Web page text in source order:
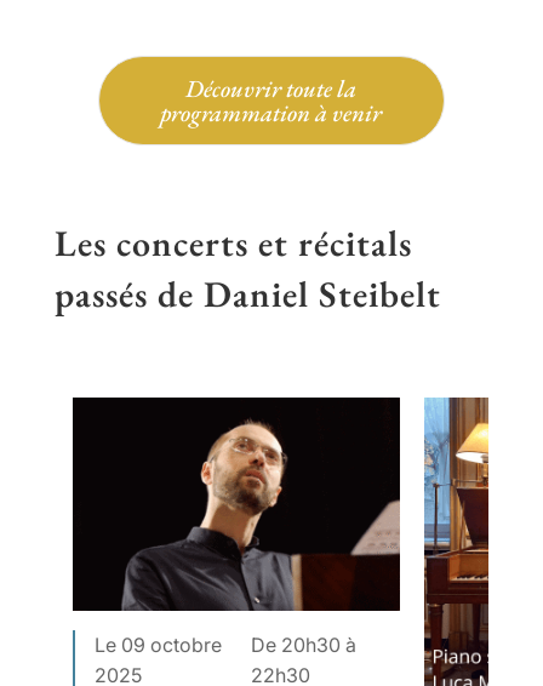
Découvrir toute la
programmation à venir
Les concerts et récitals
passés de Daniel Steibelt
Le 09 octobre
2025
De 20h30 à
22h30